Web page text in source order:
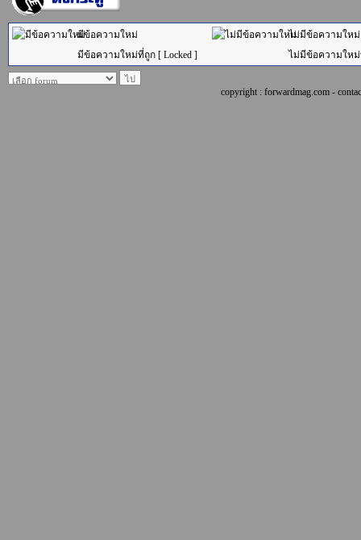
มีข้อความใหม่
ไม่มีข้อความใหม่
มีข้อความใหม่ที่ถูก [ Locked ]
ไม่มีข้อความใหม่
copyright : forwardmag.com -